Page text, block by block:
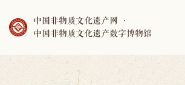
中国非物质文化遗产网
·
中国非物质文化遗产数字博物馆